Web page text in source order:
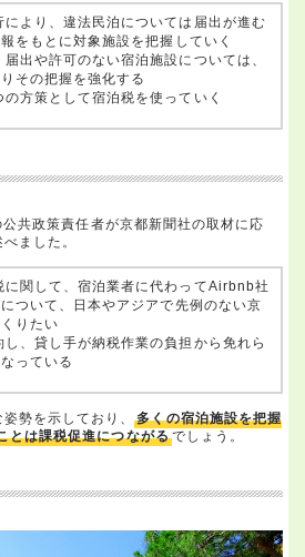
より、違法民泊については届出が進む
をもとに対象施設を把握していく
出や許可のない宿泊施設については、
その把握を強化する
方策として宿泊税を使っていく
共政策責任者が京都新聞社の取材に応
ました。
に関して、宿泊業者に代わってAirbnb社
ついて、日本やアジアで先例のない京
りたい
、貸し手が納税作業の負担から免れら
っている
勢を示しており、多くの宿泊施設を把握
とは課税促進につながるでしょう。